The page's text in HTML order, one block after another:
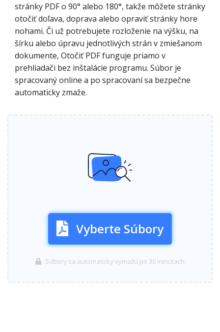
stránky PDF o 90° alebo 180°, takže môžete stránky
otočiť doľava, doprava alebo opraviť stránky hore
nohami. Či už potrebujete rozloženie na výšku, na
šírku alebo úpravu jednotlivých strán v zmiešanom
dokumente, Otočiť PDF funguje priamo v
prehliadači bez inštalácie programu. Súbor je
spracovaný online a po spracovaní sa bezpečne
automaticky zmaže.
Vyberte Súbory
Súbory sa automaticky vymažú po 30 minútach